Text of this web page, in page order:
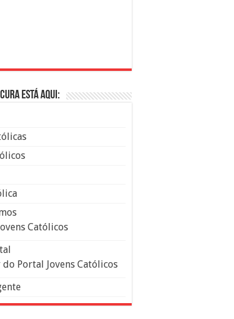
está aqui:
Católicos
do Portal Jovens Católicos